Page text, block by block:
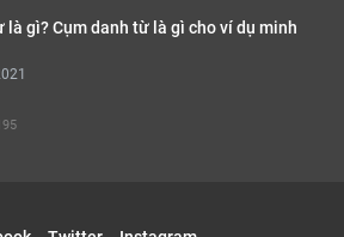
là gì? Cụm danh từ là gì cho ví dụ minh